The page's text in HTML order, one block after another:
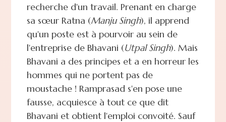
recherche d'un travail. Prenant en charge
sa sœur Ratna (Manju Singh), il apprend
qu'un poste est à pourvoir au sein de
l'entreprise de Bhavani (Utpal Singh). Mais
Bhavani a des principes et a en horreur les
hommes qui ne portent pas de
moustache ! Ramprasad s'en pose une
fausse, acquiesce à tout ce que dit
Bhavani et obtient l'emploi convoité. Sauf